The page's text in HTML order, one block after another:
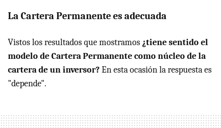
La Cartera Permanente es adecuada
Vistos los resultados que mostramos¿tiene sentido el
modelo de Cartera Permanente como núcleo de la
cartera de un inversor?En esta ocasión la respuesta es
"depende".